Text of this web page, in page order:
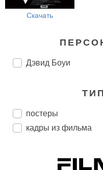
Скачать
Дэвид Боуи
постеры
кадры из фильма